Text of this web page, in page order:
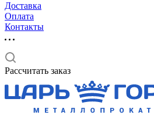
Доставка
Оплата
Контакты
Рассчитать заказ